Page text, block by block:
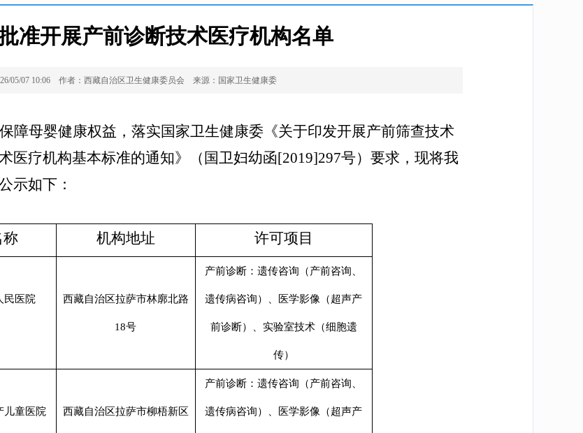
准开展产前诊断技术医疗机构名单
05/07 10:06 作者：西藏自治区卫生健康委员会 来源：国家卫生健康委
障母婴健康权益，落实国家卫生健康委《关于印发开展产前筛查技术
医疗机构基本标准的通知》（国卫妇幼函[2019]297号）要求，现将我
示如下：
称 机构地址 许可项目
民医院 西藏自治区拉萨市林廓北路
18号
产前诊断：遗传咨询（产前咨询、
遗传病咨询）、医学影像（超声产
前诊断）、实验室技术（细胞遗
传）
儿童医院 西藏自治区拉萨市柳梧新区
产前诊断：遗传咨询（产前咨询、
遗传病咨询）、医学影像（超声产